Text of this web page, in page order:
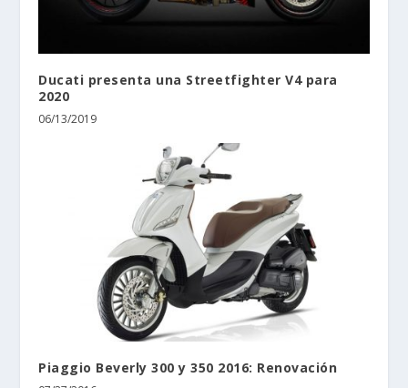
Ducati presenta una Streetfighter V4 para
2020
06/13/2019
Piaggio Beverly 300 y 350 2016: Renovación